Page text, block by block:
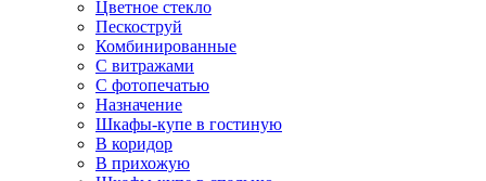
Цветное стекло
Пескоструй
Комбинированные
С витражами
С фотопечатью
Назначение
Шкафы-купе в гостиную
В коридор
В прихожую